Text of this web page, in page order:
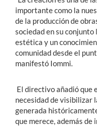
importante como la
de la producción de
sociedad en su
estética y un
comunidad desde el
manifestó Iommi.
El directivo añadió que
necesidad de visibilizar
generada
que merece, además